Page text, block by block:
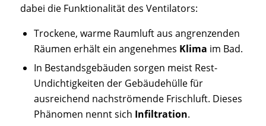
dabei die Funktionalität des Ventilators:
Trockene, warme Raumluft aus angrenzenden
Räumen erhält ein angenehmes Klima im Bad.
In Bestandsgebäuden sorgen meist Rest-
Undichtigkeiten der Gebäudehülle für
ausreichend nachströmende Frischluft. Dieses
Phänomen nennt sich Infiltration.